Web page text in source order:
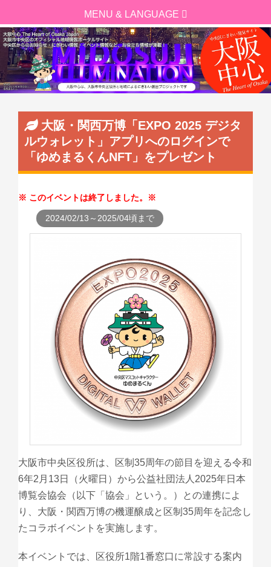
大阪・関西万博「EXPO 2025 デジタ
ルウォレット」アプリへのログインで
「ゆめまるくんNFT」をプレゼント
このイベントは終了しました。
2024/02/13～2025/04頃まで
大阪市中央区役所は、区制35周年の節目を迎える令和
6年2月13日（火曜日）から公益社団法人2025年日本
博覧会協会（以下「協会」という。）との連携によ
り、大阪・関西万博の機運醸成と区制35周年を記念し
たコラボイベントを実施します。
本イベントでは、区役所1階1番窓口に常設する案内